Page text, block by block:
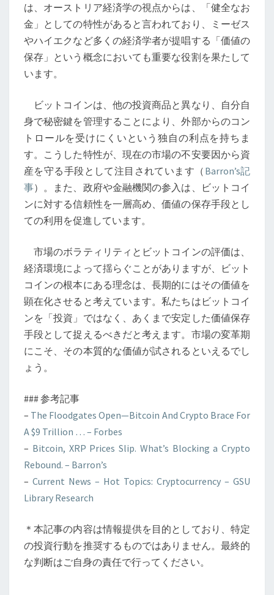
価
は、オーストリア経済学の視点からは、「健全なお
金」としての特性があると言われており、ミーゼス
やハイエクなど多くの経済学者が提唱する「価値の
保存」という概念においても重要な役割を果たして
います。
ビットコインは、他の投資商品と異なり、自分自
身で秘密鍵を管理することにより、外部からのコン
トロールを受けにくいという独自の利点を持ちま
す。こうした特性が、現在の市場の不安要因から資
産を守る手段として注目されています（ Barron’s記
事）。また、政府や金融機関の参入は、ビットコイ
ンに対する信頼性を一層高め、価値の保存手段とし
ての利用を促進しています。
市場のボラティリティとビットコインの評価は、
経済環境によって揺らぐことがありますが、ビット
コインの根本にある理念は、長期的にはその価値を
顕在化させると考えています。私たちはビットコイ
ンを「投資」ではなく、あくまで安定した価値保存
手段として捉えるべきだと考えます。市場の変革期
にこそ、その本質的な価値が試されるといえるでし
ょう。
### 参考記事
– The Floodgates Open—Bitcoin And Crypto Brace For
A $9 Trillion … – Forbes
– Bitcoin, XRP Prices Slip. What’s Blocking a Crypto
Rebound. – Barron’s
– Current News – Hot Topics: Cryptocurrency – GSU
Library Research
＊本記事の内容は情報提供を目的としており、特定
の投資行動を推奨するものではありません。最終的
な判断はご自身の責任で行ってください。